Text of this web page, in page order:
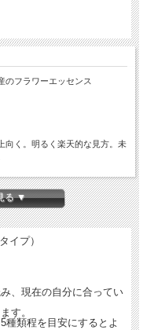
のフラワーエッセンス
向く。明るく楽天的な見方。未
感。虚しさ。悔しさ。
。あらかじめご了承ください。
確認できない場合には酒類を
る ▼
イプ）
、現在の自分に合ってい
す。
種類程を目安にするとよ